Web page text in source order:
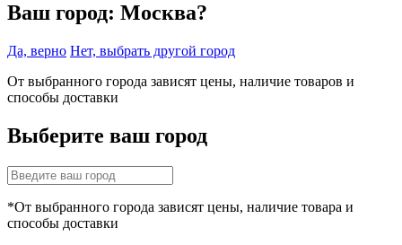
Ваш город: Москва?
Да, верно Нет, выбрать другой город
От выбранного города зависят цены, наличие товаров и
способы доставки
Выберите ваш город
*От выбранного города зависят цены, наличие товара и
способы доставки